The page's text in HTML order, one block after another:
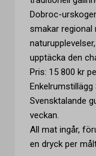
Dobroc-
smakar regional
upptäcka den
Pris: 15 800 kr
Enkelrumstillägg
Svensktalande
veckan.
All mat ingår,
en dryck per